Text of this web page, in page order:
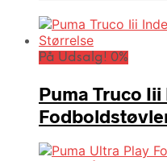
På Udsalg! 0%
Puma Truco